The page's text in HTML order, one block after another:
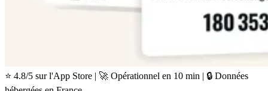
⭐ 4.8/5 sur l'App Store | 🚀 Opérationnel en 10 min | 🔒 Données